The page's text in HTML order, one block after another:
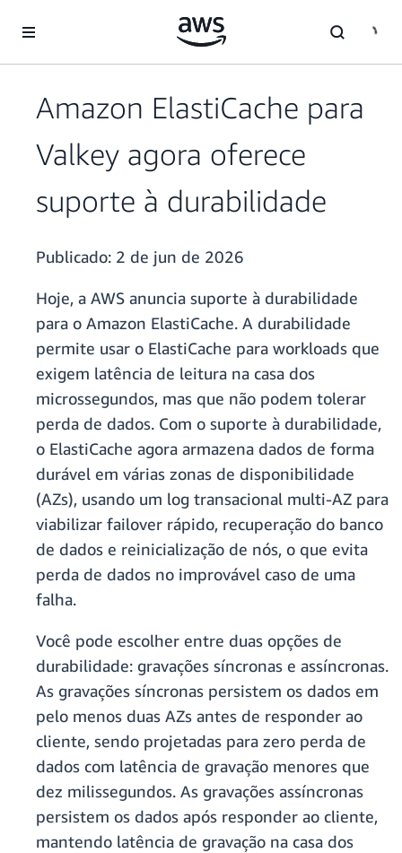
Pular para o conteúdo principal
Amazon ElastiCache para
Valkey agora oferece
suporte à durabilidade
Publicado: 2 de jun de 2026
Hoje, a AWS anuncia suporte à durabilidade
para o Amazon ElastiCache. A durabilidade
permite usar o ElastiCache para workloads que
exigem latência de leitura na casa dos
microssegundos, mas que não podem tolerar
perda de dados. Com o suporte à durabilidade,
o ElastiCache agora armazena dados de forma
durável em várias zonas de disponibilidade
(AZs), usando um log transacional multi‑AZ para
viabilizar failover rápido, recuperação do banco
de dados e reinicialização de nós, o que evita
perda de dados no improvável caso de uma
falha.
Você pode escolher entre duas opções de
durabilidade: gravações síncronas e assíncronas.
As gravações síncronas persistem os dados em
pelo menos duas AZs antes de responder ao
cliente, sendo projetadas para zero perda de
dados com latência de gravação menores que
dez milissegundos. As gravações assíncronas
persistem os dados após responder ao cliente,
mantendo latência de gravação na casa dos